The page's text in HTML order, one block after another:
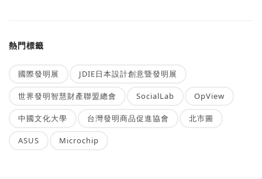
熱門標籤
國際發明展 JDIE日本設計創意暨發明展
世界發明智慧財產聯盟總會 SocialLab OpView
中國文化大學 台灣發明商品促進協會 北市圖
ASUS Microchip